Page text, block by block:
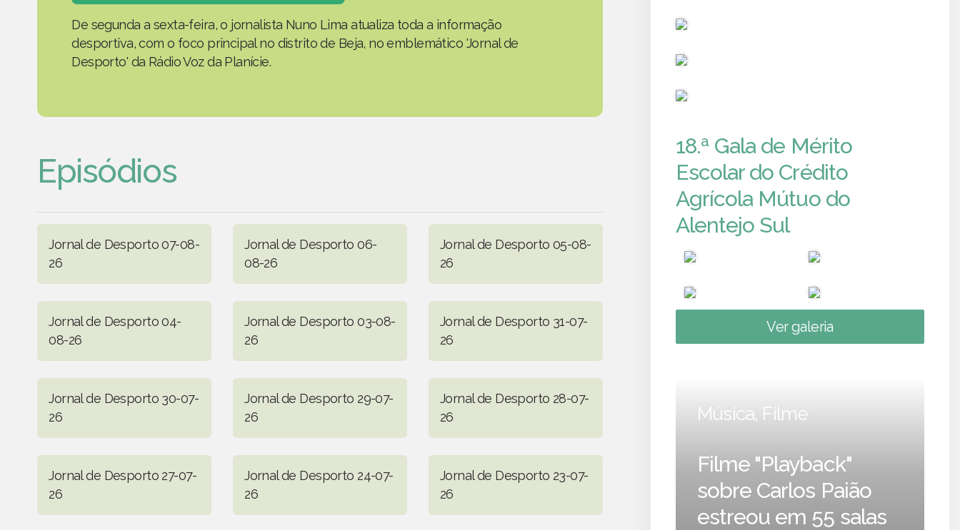
De segunda a sexta-feira, o jornalista Nuno Lima atualiza toda a informação
desportiva, com o foco principal no distrito de Beja, no emblemático 'Jornal de
Desporto' da Rádio Voz da Planície.
Episódios
Jornal de Desporto 07-08-
26
Jornal de Desporto 06-
08-26
Jornal de Desporto 05-08-
26
Jornal de Desporto 04-
08-26
Jornal de Desporto 03-08-
26
Jornal de Desporto 31-07-
26
Jornal de Desporto 30-07-
26
Jornal de Desporto 29-07-
26
Jornal de Desporto 28-07-
26
Jornal de Desporto 27-07-
26
Jornal de Desporto 24-07-
26
Jornal de Desporto 23-07-
26
18.ª Gala de Mérito
Escolar do Crédito
Agrícola Mútuo do
Alentejo Sul
Ver galeria
Música, Filme
Filme "Playback"
sobre Carlos Paião
estreou em 55 salas